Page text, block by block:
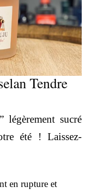
Tendre
légèrement sucré
été ! Laissez-
en rupture et